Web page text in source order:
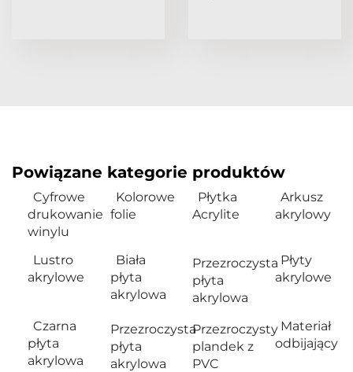
Powiązane kategorie produktów
Cyfrowe
drukowanie
winylu
Kolorowe
folie
Płytka
Acrylite
Arkusz
akrylowy
Lustro
akrylowe
Biała
płyta
akrylowa
Przezroczysta
płyta
akrylowa
Płyty
akrylowe
Czarna
płyta
akrylowa
Przezroczysta
płyta
akrylowa
Przezroczysty
plandek z
PVC
Materiał
odbijający